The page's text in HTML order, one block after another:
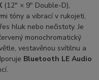
(12″ × 9″ Double-D),
tóny a vibrací v rukojeti,
hluk nebo nečistoty. Je
monochromatický
vestavěnou svítilnu a
Bluetooth LE Audio